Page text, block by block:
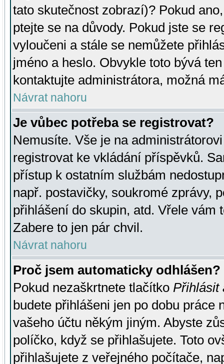
tato skutečnost zobrazí)? Pokud
ptejte se na důvody. Pokud jste se
vyloučeni a stále se nemůžete
jméno a heslo. Obvykle toto bývá
kontaktujte administrátora, možná
Návrat nahoru
Je vůbec potřeba se registrovat?
Nemusíte. Vše je na
registrovat ke vkládání příspěvků.
přístup k ostatním službám
např. postavičky, soukromé zprávy,
přihlášení do skupin, atd. Vřele vám
Zabere to jen pár chvil.
Návrat nahoru
Proč jsem automaticky odhlášen?
Pokud nezaškrtnete tlačítko Přihlásit
budete přihlášeni jen po dobu práce
vašeho účtu někým jiným. Abyste
políčko, když se přihlašujete. Toto
přihlašujete z veřejného počítače,